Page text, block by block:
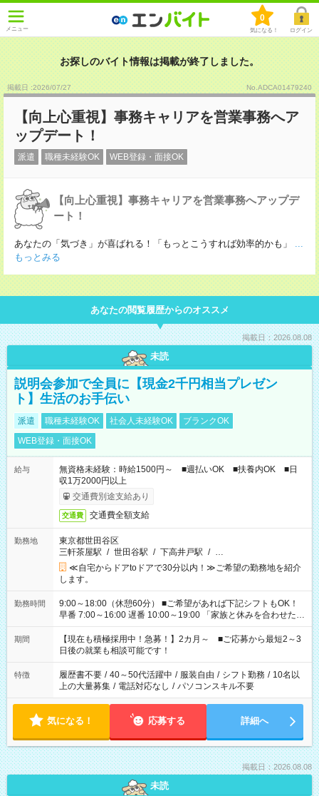
メニュー
0
気になる！ ログイン
お探しのバイト情報は掲載が終了しました。
掲載日 :2026/07/27 No.ADCA01479240
【向上心重視】事務キャリアを営業事務へア
ップデート！
派遣 職種未経験OK WEB登録・面接OK
【向上心重視】事務キャリアを営業事務へアップデ
ート！
あなたの「気づき」が喜ばれる！「もっとこうすれば効率的かも」
...
もっとみる
あなたの閲覧履歴からのオススメ
掲載日：2026.08.08
未読
説明会参加で全員に【現金2千円相当プレゼン
ト】生活のお手伝い
派遣 職種未経験OK 社会人未経験OK
ブランクOK
WEB登録・面接OK
給与
無資格未経験：時給1500円～ ■週払いOK ■扶養内OK ■日
収1万2000円以上
交通費別途支給あり
交通費 交通費全額支給
勤務地
東京都世田谷区
三軒茶屋駅 / 世田谷駅 / 下高井戸駅 / …
≪自宅からドアtoドアで30分以内！≫ご希望の勤務地を紹介
します。
勤務時間
9:00～18:00（休憩60分） ■ご希望があれば下記シフトもOK！
早番 7:00～16:00 遅番 10:00～19:00 「家族と休みを合わせた
い」 「余裕を持って夕飯の準備がしたい」 「できれば残業はし
たくない」 など、ご希望を教えてくださいね。 ※Wワーク希望
の方へ 今ご覧のお仕事で希望する勤務時間と、もう1つのお仕事
の勤務時間。 合計で週40時間を超える場合は応募できません。
期間
【現在も積極採用中！急募！】2カ月～ ■ご応募から最短2～3
日後の就業も相談可能です！
特徴 履歴書不要 / 40～50代活躍中 / 服装自由 / シフト勤務 / 10名以
上の大量募集 / 電話対応なし / パソコンスキル不要
気になる！ 応募する 詳細へ
掲載日：2026.08.08
未読